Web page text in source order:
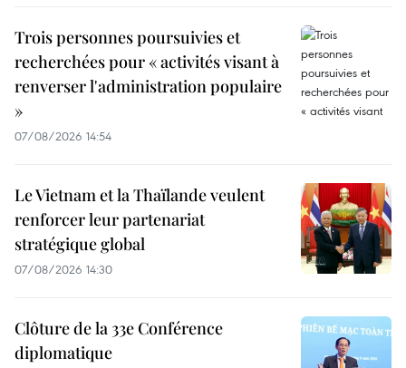
Trois personnes poursuivies et
recherchées pour « activités visant à
renverser l'administration populaire
»
07/08/2026 14:54
Le Vietnam et la Thaïlande veulent
renforcer leur partenariat
stratégique global
07/08/2026 14:30
Clôture de la 33e Conférence
diplomatique